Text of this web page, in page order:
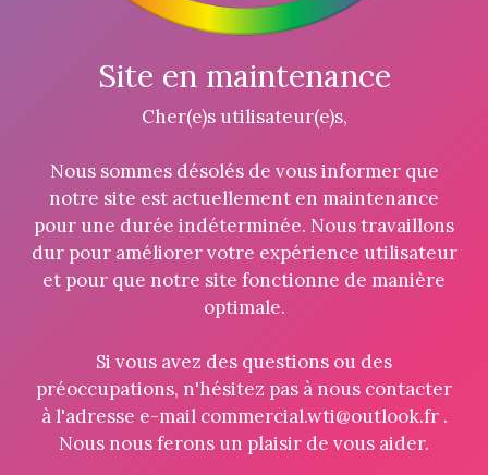
Site en maintenance
Cher(e)s utilisateur(e)s,
Nous sommes désolés de vous informer que
notre site est actuellement en maintenance
pour une durée indéterminée. Nous travaillons
dur pour améliorer votre expérience utilisateur
et pour que notre site fonctionne de manière
optimale.
Si vous avez des questions ou des
préoccupations, n'hésitez pas à nous contacter
à l'adresse e-mail commercial.wti@outlook.fr .
Nous nous ferons un plaisir de vous aider.